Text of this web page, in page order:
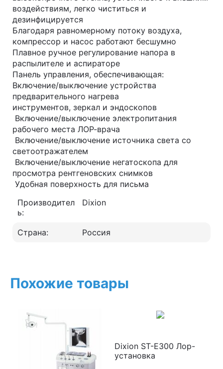
воздействиям, легко чиститься и
дезинфицируется
Благодаря равномерному потоку воздуха,
компрессор и насос работают бесшумно
Плавное ручное регулирование напора в
распылителе и аспираторе
Панель управления, обеспечивающая:
Включение/выключение устройства
предварительного нагрева
инструментов, зеркал и эндоскопов
Включение/выключение электропитания
рабочего места ЛОР-врача
Включение/выключение источника света со
светоотражателем
Включение/выключение негатоскопа для
просмотра рентгеновских снимков
Удобная поверхность для письма
Производител
ь:
Dixion
Страна: Россия
Похожие товары
Dixion ST-E300 Лор-
установка